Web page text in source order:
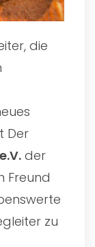
die
Der
der
Freund
zu